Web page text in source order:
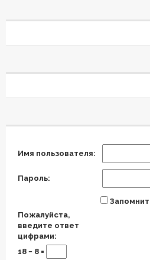
Имя пользователя:
Пароль:
Пожалуйста,
введите ответ
цифрами:
18 − 8 =